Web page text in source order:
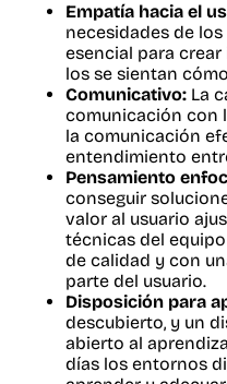
Empatía hacia el
necesidades de
esencial para
los se sientan
Comunicativo: La
comunicación con
la comunicación
entendimiento
Pensamiento
conseguir
valor al usuario
técnicas del
de calidad y con
parte del usuario.
Disposición para
descubierto, y un
abierto al
días los entornos